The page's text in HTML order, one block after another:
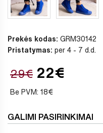
Prekės kodas: GRM30142
Pristatymas: per 4 - 7 d.d.
29€ 22€
Be PVM: 18€
GALIMI PASIRINKIMAI